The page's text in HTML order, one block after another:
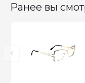
Ранее вы